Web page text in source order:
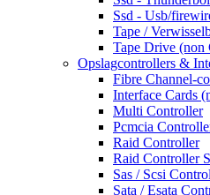
Ssd - Usb/
Tape /
Tape Drive (non
Opslagcontrollers &
Fibre Channel-
Interface Cards
Multi Controller
Pcmcia
Raid Controller
Raid Controller
Sas / Scsi
Sata / Esata